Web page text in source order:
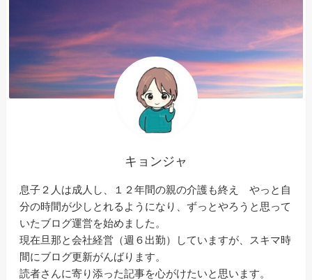
キョンジャ
息子２人は成人し、１２年間の親の介護も終え やっと自
分の時間が少しとれるようになり、ずっとやろうと思って
いたブログ運営を始めました。
現在旦那と会社経営（週６出勤）していますが、スキマ時
間にブログ更新がんばります。
読者さんに寄り添った記事を心がけたいと思います。